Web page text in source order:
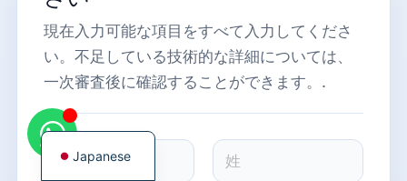
現在入力可能な項目をすべて入力してくださ
い。不足している技術的な詳細については、
一次審査後に確認することができます。.
称
Japanese
English
Spanish
Italian
Russian